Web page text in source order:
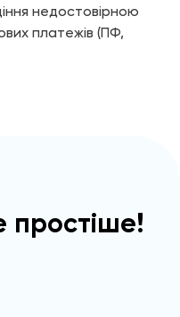
недостовірною
платежів (ПФ,
простіше!